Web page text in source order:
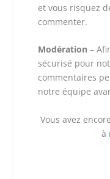
et vous risquez
commenter.
Modération –
sécurisé pour
commentaires
notre équipe
Vous avez
à